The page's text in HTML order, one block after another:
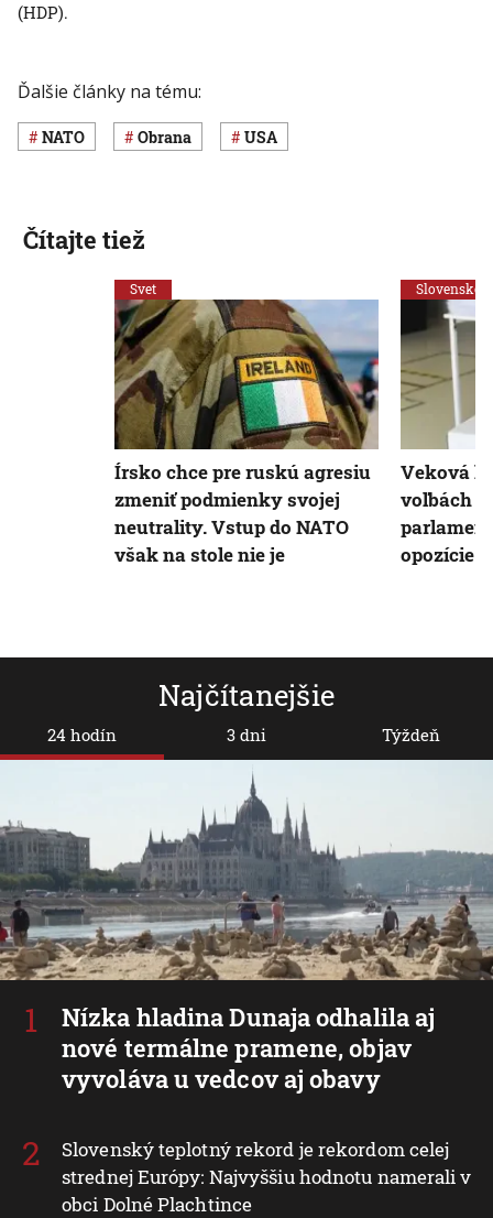
(HDP).
Ďalšie články na tému:
NATO obrana USA
Najčítanejšie
24 hodín
Nízka hladina Dunaja odhalila aj
nové termálne pramene, objav
vyvoláva u vedcov aj obavy
Slovenský teplotný rekord je rekordom celej
strednej Európy: Najvyššiu hodnotu namerali v
obci Dolné Plachtince
3 dni Týždeň
Čítajte tiež
Svet
Írsko chce pre ruskú agresiu
zmeniť podmienky svojej
neutrality. Vstup do NATO
však na stole nie je
Slovensko
Veková
voľbách
opozície